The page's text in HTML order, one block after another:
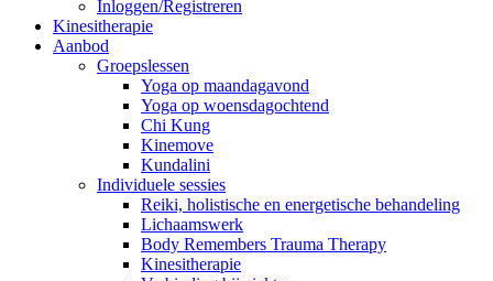
Inloggen/Registreren
Kinesitherapie
Aanbod
Groepslessen
Yoga op maandagavond
Yoga op woensdagochtend
Chi Kung
Kinemove
Kundalini
Individuele sessies
Reiki, holistische en energetische behandeling
Lichaamswerk
Body Remembers Trauma Therapy
Kinesitherapie